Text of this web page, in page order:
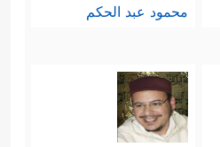
محمود عبد الحكم